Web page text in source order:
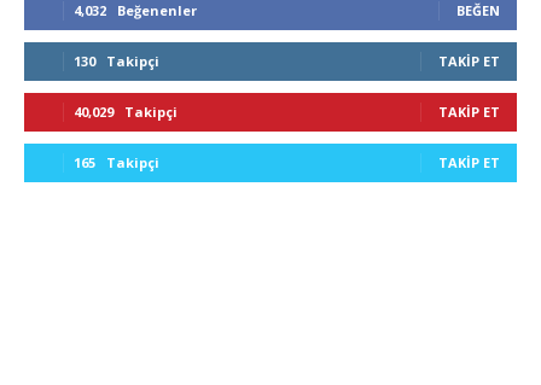
4,032 Beğenenler BEĞEN
130 Takipçi TAKIP ET
40,029 Takipçi TAKIP ET
165 Takipçi TAKIP ET